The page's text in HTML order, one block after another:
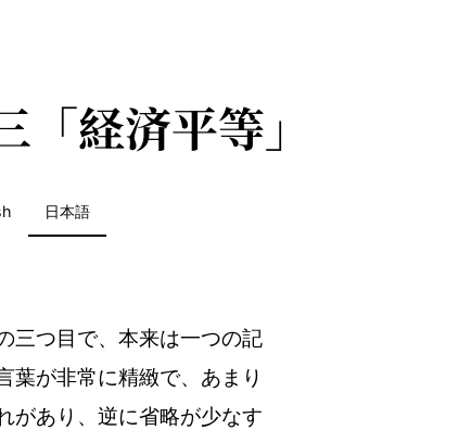
「経済平等」
日本語
三つ目で、本来は一つの記
葉が非常に精緻で、あまり
があり、逆に省略が少なす